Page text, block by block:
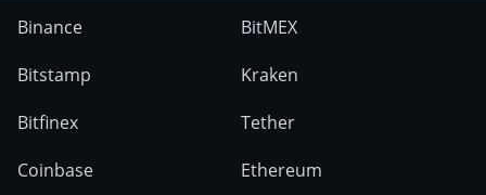
Binance
Bitstamp
Bitfinex
Coinbase
BitMEX
Kraken
Tether
Ethereum